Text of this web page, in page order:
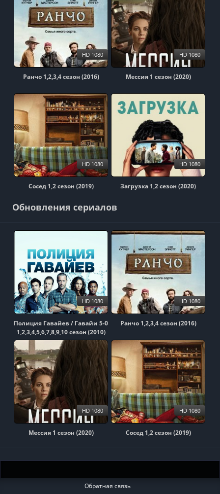
Ранчо 1,2,3,4 сезон (2016)
HD 1080
Мессия 1 сезон (2020)
HD 1080
Сосед 1,2 сезон (2019)
HD 1080
Загрузка 1,2 сезон (2020)
HD 1080
Обновления сериалов
Полиция Гавайев / Гавайи 5-0
1,2,3,4,5,6,7,8,9,10 сезон (2010)
HD 1080
Ранчо 1,2,3,4 сезон (2016)
HD 1080
Мессия 1 сезон (2020)
HD 1080
Сосед 1,2 сезон (2019)
HD 1080
Обратная связь